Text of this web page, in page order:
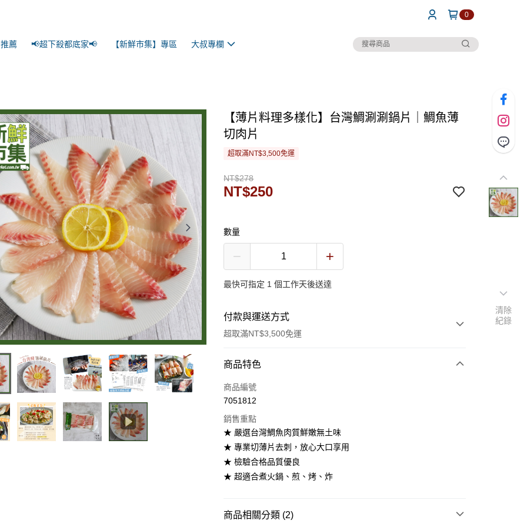
0
薦 📢超下殺都底家📢 【新鮮市集】專區 大叔專欄
【薄片料理多樣化】台灣鯛涮涮鍋片｜鯛魚薄
切肉片
超取滿NT$3,500免運
NT$278
NT$250
數量
最快可指定 1 個工作天後送達
付款與運送方式
超取滿NT$3,500免運
付款方式
信用卡一次付款
街口支付
悠遊付
ATM付款
運送方式
商品特色
商品編號
7051812
銷售重點
★ 嚴選台灣鯛魚肉質鮮嫩無土味
★ 專業切薄片去刺，放心大口享用
★ 檢驗合格品質優良
★ 超適合煮火鍋、煎、烤、炸
商品相關分類 (2)
清除
紀錄